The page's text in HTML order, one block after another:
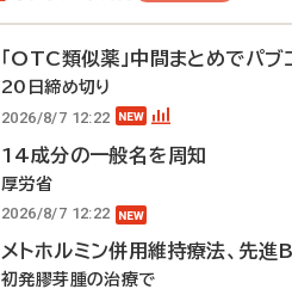
「OTC類似薬」中間まとめでパブ
20日締め切り
2026/8/7 12:22
14成分の一般名を周知
厚労省
2026/8/7 12:22
メトホルミン併用維持療法、先進
初発膠芽腫の治療で